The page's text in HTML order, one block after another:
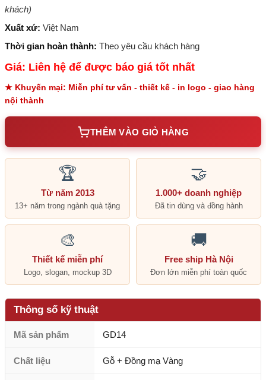
khách)
Xuất xứ: Việt Nam
Thời gian hoàn thành: Theo yêu cầu khách hàng
Giá: Liên hệ để được báo giá tốt nhất
★ Khuyến mại: Miễn phí tư vấn - thiết kế - in logo - giao hàng
nội thành
THÊM VÀO GIỎ HÀNG
🏆
Từ năm 2013
13+ năm trong ngành quà tặng
🤝
1.000+ doanh nghiệp
Đã tin dùng và đồng hành
🎨
Thiết kế miễn phí
Logo, slogan, mockup 3D
🚚
Free ship Hà Nội
Đơn lớn miễn phí toàn quốc
Thông số kỹ thuật
Mã sản phẩm GD14
Chất liệu Gỗ + Đồng mạ Vàng